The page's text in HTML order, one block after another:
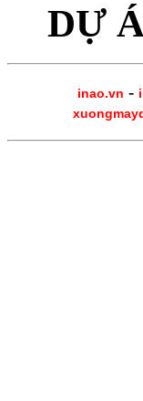
DỰ
inao.vn -